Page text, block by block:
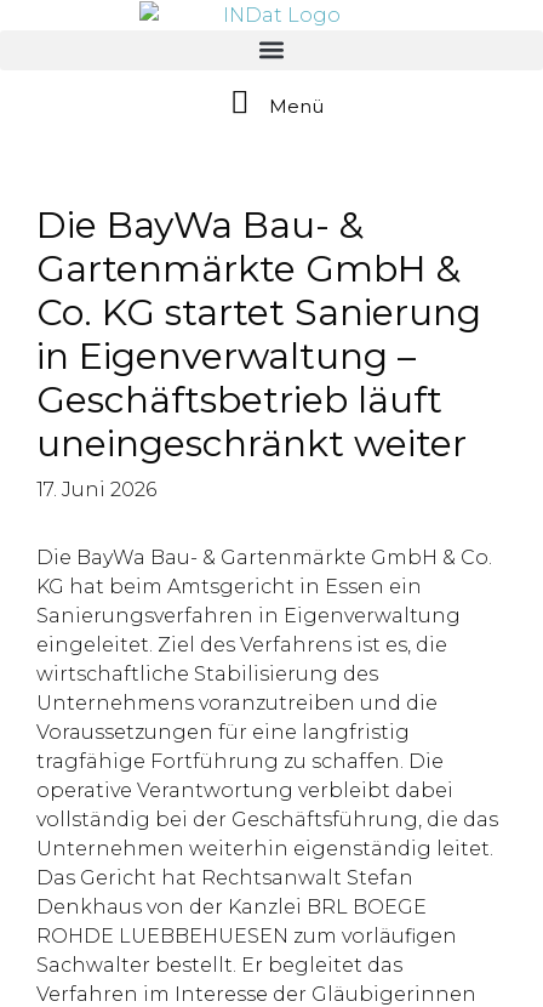
Menü
Die BayWa Bau- &
Gartenmärkte GmbH &
Co. KG startet Sanierung
in Eigenverwaltung –
Geschäftsbetrieb läuft
uneingeschränkt weiter
17. Juni 2026
Die BayWa Bau- & Gartenmärkte GmbH & Co.
KG hat beim Amtsgericht in Essen ein
Sanierungsverfahren in Eigenverwaltung
eingeleitet. Ziel des Verfahrens ist es, die
wirtschaftliche Stabilisierung des
Unternehmens voranzutreiben und die
Voraussetzungen für eine langfristig
tragfähige Fortführung zu schaffen. Die
operative Verantwortung verbleibt dabei
vollständig bei der Geschäftsführung, die das
Unternehmen weiterhin eigenständig leitet.
Das Gericht hat Rechtsanwalt Stefan
Denkhaus von der Kanzlei BRL BOEGE
ROHDE LUEBBEHUESEN zum vorläufigen
Sachwalter bestellt. Er begleitet das
Verfahren im Interesse der Gläubigerinnen